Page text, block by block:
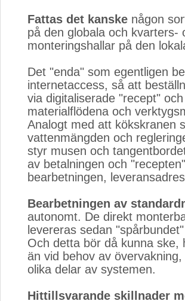
Fattas det kanske någon
på den globala och kvarters-
monteringshallar på den
Det "enda" som egentligen
internetaccess, så att
via digitaliserade "recept"
materialflödena och
Analogt med att kökskranen
vattenmängden och
styr musen och
av betalningen och
bearbetningen,
Bearbetningen av
autonomt. De direkt
levereras sedan
Och detta bör då kunna ske,
än vid behov av
olika delar av systemen.
Hittillsvarande skillnader